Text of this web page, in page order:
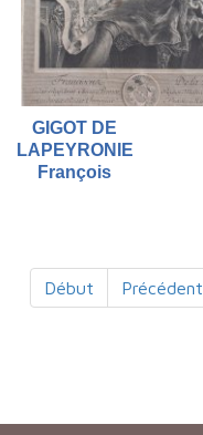
GIGOT DE
LAPEYRONIE
François
Début Précédent